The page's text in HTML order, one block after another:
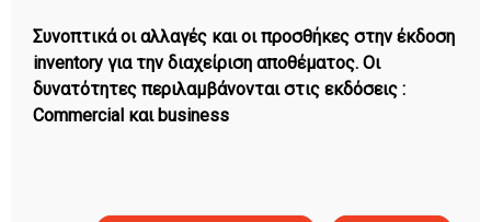
Συνοπτικά οι αλλαγές και οι προσθήκες στην έκδοση
inventory για την διαχείριση αποθέματος. Οι
δυνατότητες περιλαμβάνονται στις εκδόσεις :
Commercial και business